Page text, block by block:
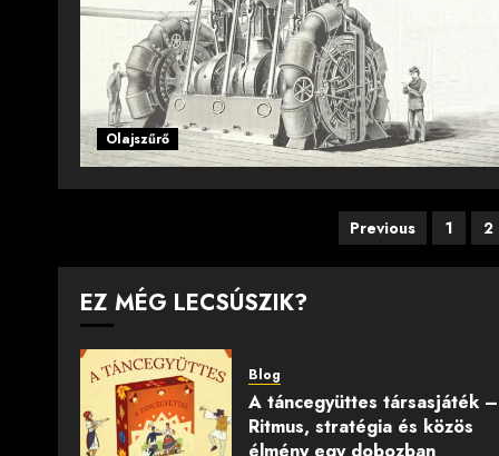
Olajszűrő
lapozása
Previous 1 2
EZ MÉG LECSÚSZIK?
Blog
A táncegyüttes társasjáték –
Ritmus, stratégia és közös
élmény egy dobozban